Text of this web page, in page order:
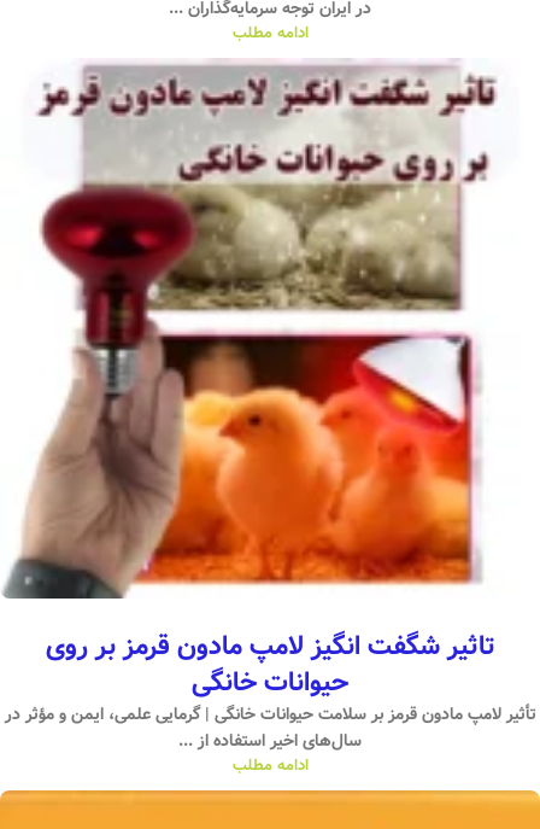
در ایران توجه سرمایه‌گذاران ...
ادامه مطلب
تاثیر شگفت انگیز لامپ مادون قرمز بر روی
حیوانات خانگی
تأثیر لامپ مادون قرمز بر سلامت حیوانات خانگی | گرمایی علمی، ایمن و مؤثر در
سال‌های اخیر استفاده از ...
ادامه مطلب